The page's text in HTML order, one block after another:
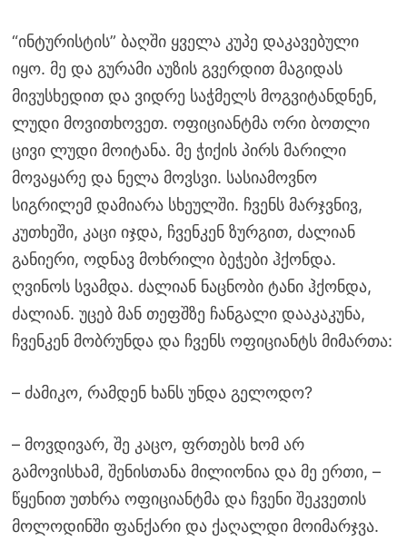
“ინტურისტის” ბაღში ყველა კუპე დაკავებული
იყო. მე და გურამი აუზის გვერდით მაგიდას
მივუსხედით და ვიდრე საჭმელს მოგვიტანდნენ,
ლუდი მოვითხოვეთ. ოფიციანტმა ორი ბოთლი
ცივი ლუდი მოიტანა. მე ჭიქის პირს მარილი
მოვაყარე და ნელა მოვსვი. სასიამოვნო
სიგრილემ დამიარა სხეულში. ჩვენს მარჯვნივ,
კუთხეში, კაცი იჯდა, ჩვენკენ ზურგით, ძალიან
განიერი, ოდნავ მოხრილი ბეჭები ჰქონდა.
ღვინოს სვამდა. ძალიან ნაცნობი ტანი ჰქონდა,
ძალიან. უცებ მან თეფშზე ჩანგალი დააკაკუნა,
ჩვენკენ მობრუნდა და ჩვენს ოფიციანტს მიმართა:
– ძამიკო, რამდენ ხანს უნდა გელოდო?
– მოვდივარ, შე კაცო, ფრთებს ხომ არ
გამოვისხამ, შენისთანა მილიონია და მე ერთი, –
წყენით უთხრა ოფიციანტმა და ჩვენი შეკვეთის
მოლოდინში ფანქარი და ქაღალდი მოიმარჯვა.